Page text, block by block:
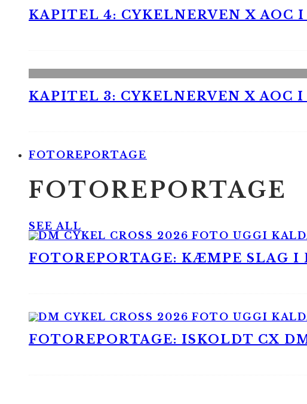
KAPITEL 4: CYKELNERVEN X AOC
KAPITEL 3: CYKELNERVEN X AOC
FOTOREPORTAGE
FOTOREPORTAGE
SEE ALL
FOTOREPORTAGE: KÆMPE SLAG
FOTOREPORTAGE: ISKOLDT CX